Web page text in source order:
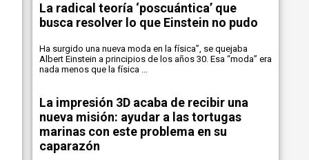
La radical teoría ‘poscuántica’ que
busca resolver lo que Einstein no pudo
Ha surgido una nueva moda en la física”, se quejaba
Albert Einstein a principios de los años 30. Esa “moda” era
nada menos que la física ...
La impresión 3D acaba de recibir una
nueva misión: ayudar a las tortugas
marinas con este problema en su
caparazón